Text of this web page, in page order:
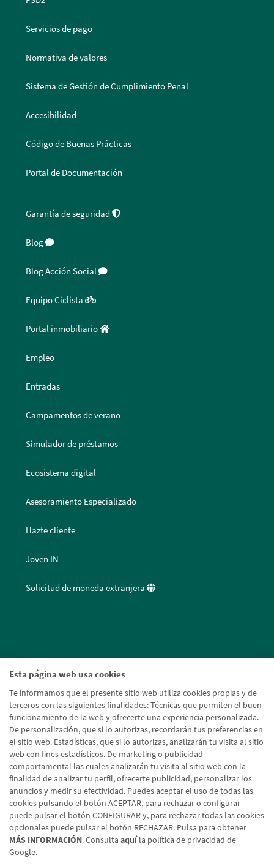
Esta página web usa cookies
Te informamos que el presente sitio web utiliza cookies propias y de
terceros con las siguientes finalidades: Técnicas que permiten el buen
funcionamiento de la web y ofrecerte una experiencia personalizada.
De personalización, que si lo autorizas, recordarán tus preferencias en
el sitio web. Estadísticas, que si lo autorizas, analizarán tu visita al sitio
web con fines estadísticos. De marketing o publicidad
comportamental las cuales analizarán tu visita al sitio web con la
finalidad de analizar tu perfil, ofrecerte publicidad, personalizar los
anuncios y medir su efectividad. Puedes aceptar el uso de todas las
cookies pulsando el botón ACEPTAR, para rechazar o configurar
puede pulsar el botón CONFIGURAR y, para rechazar todas las cookies
opcionales puede pulsar el botón RECHAZAR. Pulsa para obtener
MÁS INFORMACIÓN. Consulta aquíla política de privacidad de
Google.
Servicios de pago
Normativa de valores
Sistema de Gestión de Cumplimiento Penal
Accesibilidad
Código de Buenas Prácticas
Portal de Documentación
Garantía de seguridad
Blog
Blog Acción Social
Equipo Ciclista
Portal inmobiliario
Empleo
Entradas
Campamentos de verano
Simulador de préstamos
Ecosistema digital
Asesoramiento Especializado
Hazte cliente
Joven IN
Solicitud de moneda extranjera
Aviso legal